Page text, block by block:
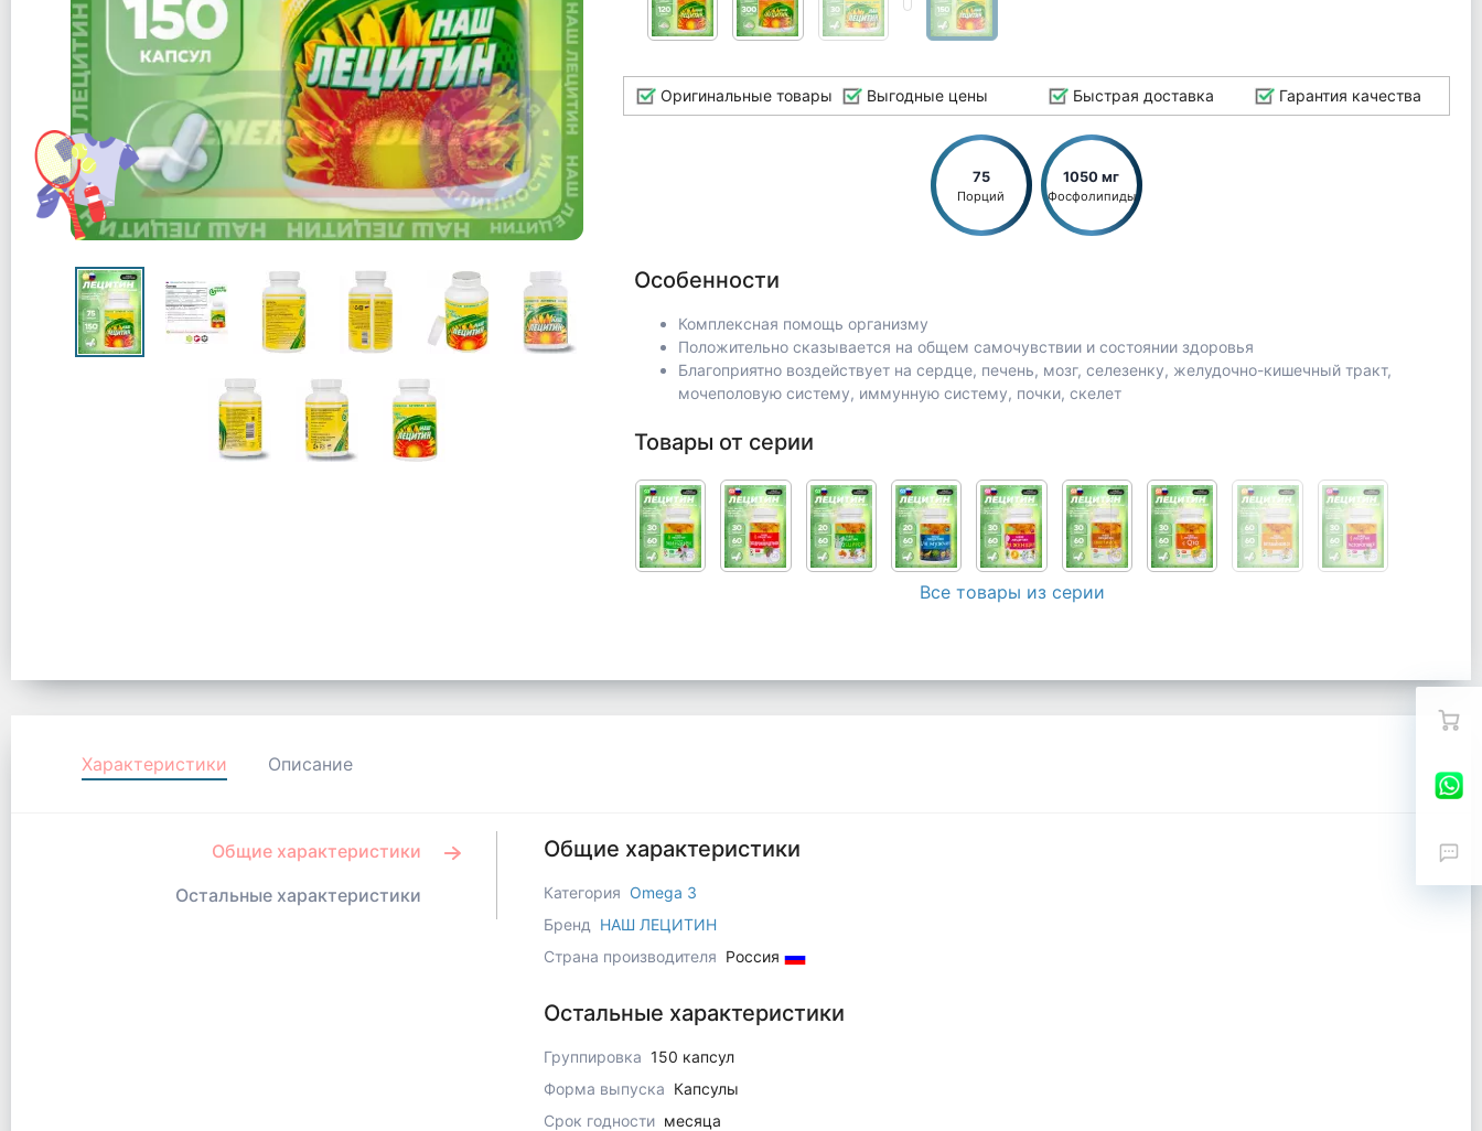
Оригинальные товары Выгодные цены Быстрая доставка Гарантия качества
75
Порций
1050 мг
Фосфолипиды
Особенности
Комплексная помощь организму
Положительно сказывается на общем самочувствии и состоянии здоровья
Благоприятно воздействует на сердце, печень, мозг, селезенку, желудочно-кишечный тракт,
мочеполовую систему, иммунную систему, почки, скелет
Товары от серии
Все товары из серии
Характеристики Описание
Общие характеристики
Остальные характеристики
Общие характеристики
Категория Omega 3
Бренд
НАШ ЛЕЦИТИН
Страна производителя Россия
Остальные характеристики
Группировка 150 капсул
Форма выпуска Капсулы
Срок годности месяца